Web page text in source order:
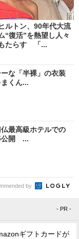
ルトン、90年代大流
“復活”を熱望し人々
たらす 「...
な「半裸」の衣装
くん...
最高級ホテルでの
公開 ...
by
- PR -
ギフトカードが